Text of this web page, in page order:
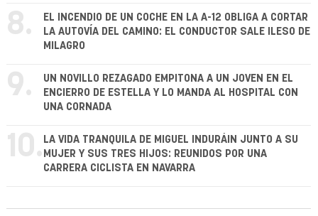
8.
EL INCENDIO DE UN COCHE EN LA A-12 OBLIGA A CORTAR
LA AUTOVÍA DEL CAMINO: EL CONDUCTOR SALE ILESO DE
MILAGRO
9.
UN NOVILLO REZAGADO EMPITONA A UN JOVEN EN EL
ENCIERRO DE ESTELLA Y LO MANDA AL HOSPITAL CON
UNA CORNADA
10. LA VIDA TRANQUILA DE MIGUEL INDURÁIN JUNTO A SU
MUJER Y SUS TRES HIJOS: REUNIDOS POR UNA
CARRERA CICLISTA EN NAVARRA